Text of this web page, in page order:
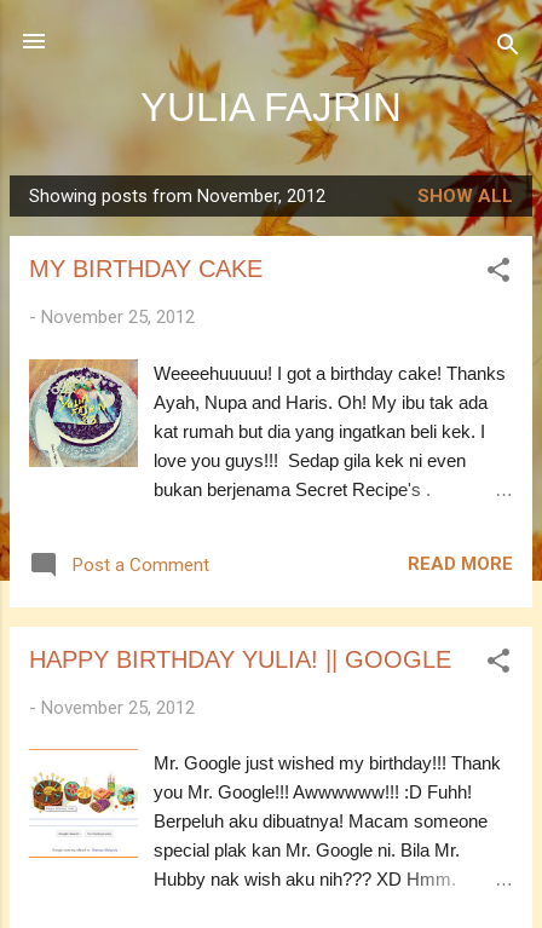
Skip to main content
YULIA FAJRIN
P
o
Showing posts from November, 2012 SHOW ALL
MY BIRTHDAY CAKE
- November 25, 2012
Weeeehuuuuu! I got a birthday cake! Thanks
Ayah, Nupa and Haris. Oh! My ibu tak ada
kat rumah but dia yang ingatkan beli kek. I
love you guys!!! Sedap gila kek ni even
bukan berjenama Secret Recipe's .
sejuk. Nak? Cannot! It's mine! Heheheheh!
Sungguh excited! Tapiiiiiiiii, dah kena balik
barang apa semua. Chioowww! T.T
Post a Comment READ MORE
HAPPY BIRTHDAY YULIA! || GOOGLE
- November 25, 2012
Mr. Google just wished my birthday!!! Thank
you Mr. Google!!! Awwwwww!!! :D Fuhh!
Berpeluh aku dibuatnya! Macam someone
special plak kan Mr. Google ni. Bila Mr.
Hubby nak wish aku nih??? XD Hmm.